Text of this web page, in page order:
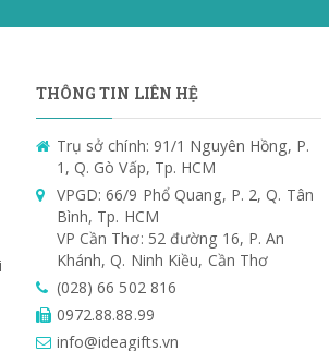
THÔNG TIN LIÊN HỆ
Trụ sở chính: 91/1 Nguyên Hồng, P.
1, Q. Gò Vấp, Tp. HCM
VPGD: 66/9 Phổ Quang, P. 2, Q. Tân
Bình, Tp. HCM
VP Cần Thơ: 52 đường 16, P. An
Khánh, Q. Ninh Kiều, Cần Thơ
(028) 66 502 816
0972.88.88.99
info@ideagifts.vn